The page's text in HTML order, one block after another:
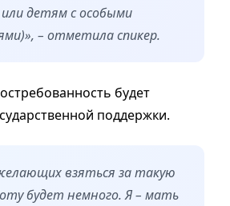
детям с особыми
– отметила спикер.
будет
поддержки.
взяться за такую
будет немного. Я – мать